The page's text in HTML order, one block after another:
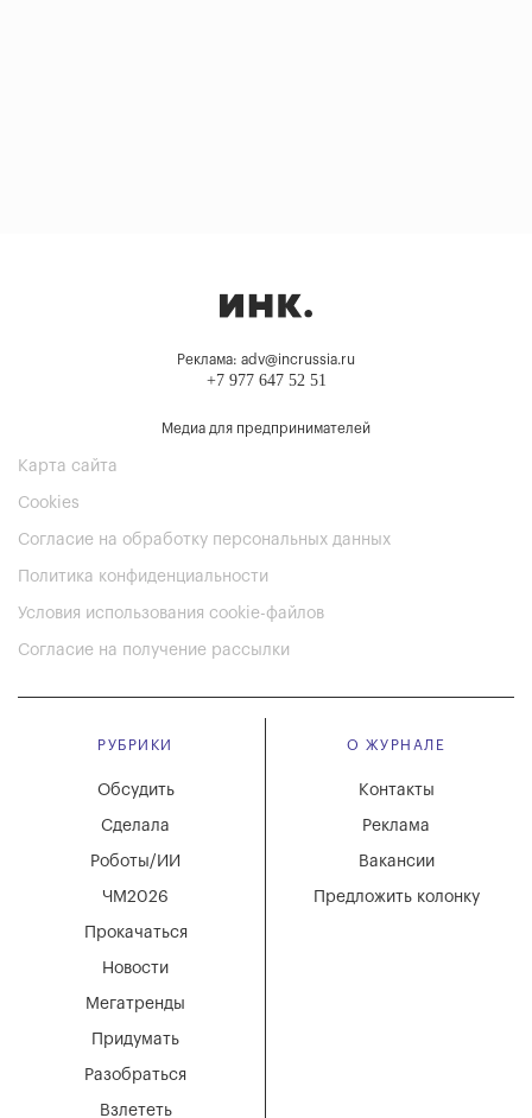
Реклама: adv@incrussia.ru
+7 977 647 52 51
Медиа для предпринимателей
Карта сайта
Cookies
Согласие на обработку персональных данных
Политика конфиденциальности
Условия использования cookie-файлов
Согласие на получение рассылки
РУБРИКИ
Мегатренды
Придумать
Разобраться
Взлететь
Новости
Обсудить
Сделала
Роботы/ИИ
ЧМ2026
Прокачаться
О ЖУРНАЛЕ
Вакансии
Реклама
Контакты
Предложить колонку